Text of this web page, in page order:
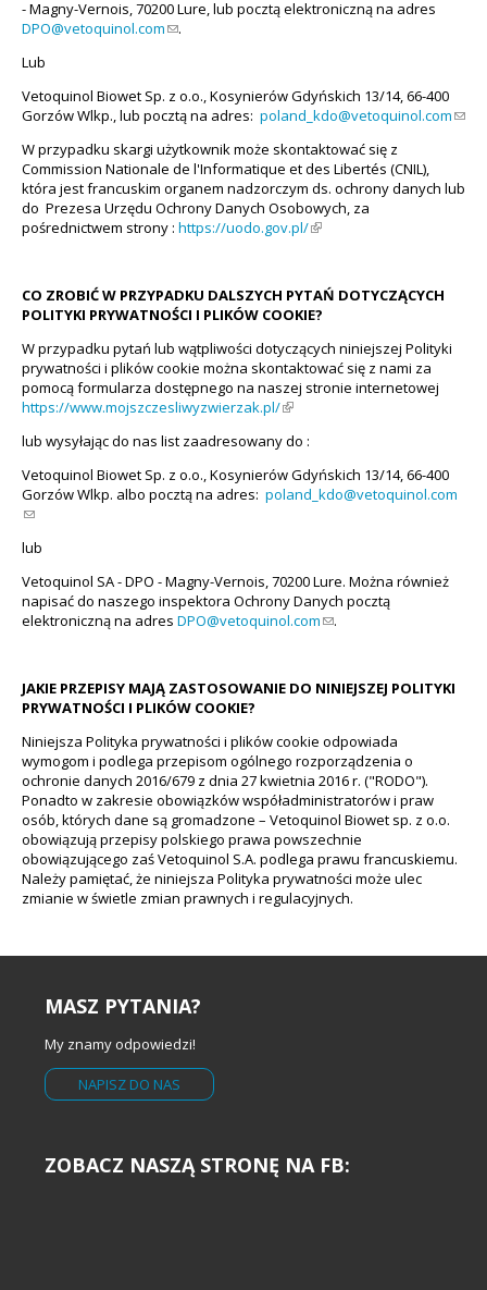
- Magny-Vernois, 70200 Lure, lub pocztą elektroniczną na adres
DPO@vetoquinol.com(link sends e-mail)
.
Lub
Vetoquinol Biowet Sp. z o.o., Kosynierów Gdyńskich 13/14, 66-400
Gorzów Wlkp., lub pocztą na adres: poland_kdo@vetoquinol.com(link
W przypadku skargi użytkownik może skontaktować się z
Commission Nationale de l'Informatique et des Libertés (CNIL),
która jest francuskim organem nadzorczym ds. ochrony danych lub
do Prezesa Urzędu Ochrony Danych Osobowych, za
pośrednictwem strony : https://uodo.gov.pl/(link is external)
CO ZROBIĆ W PRZYPADKU DALSZYCH PYTAŃ DOTYCZĄCYCH
POLITYKI PRYWATNOŚCI I PLIKÓW COOKIE?
W przypadku pytań lub wątpliwości dotyczących niniejszej Polityki
prywatności i plików cookie można skontaktować się z nami za
pomocą formularza dostępnego na naszej stronie internetowej
https://www.mojszczesliwyzwierzak.pl/(link is external)
lub wysyłając do nas list zaadresowany do :
Vetoquinol Biowet Sp. z o.o., Kosynierów Gdyńskich 13/14, 66-400
Gorzów Wlkp. albo pocztą na adres: poland_kdo@vetoquinol.com
(link sends e-mail)
lub
Vetoquinol SA - DPO - Magny-Vernois, 70200 Lure. Można również
napisać do naszego inspektora Ochrony Danych pocztą
elektroniczną na adres DPO@vetoquinol.com(link sends e-mail)
.
JAKIE PRZEPISY MAJĄ ZASTOSOWANIE DO NINIEJSZEJ POLITYKI
PRYWATNOŚCI I PLIKÓW COOKIE?
Niniejsza Polityka prywatności i plików cookie odpowiada
wymogom i podlega przepisom ogólnego rozporządzenia o
ochronie danych 2016/679 z dnia 27 kwietnia 2016 r. ("RODO").
Ponadto w zakresie obowiązków współadministratorów i praw
osób, których dane są gromadzone – Vetoquinol Biowet sp. z o.o.
obowiązują przepisy polskiego prawa powszechnie
obowiązującego zaś Vetoquinol S.A. podlega prawu francuskiemu.
Należy pamiętać, że niniejsza Polityka prywatności może ulec
zmianie w świetle zmian prawnych i regulacyjnych.
MASZ PYTANIA?
My znamy odpowiedzi!
NAPISZ DO NAS
ZOBACZ NASZĄ STRONĘ NA FB: